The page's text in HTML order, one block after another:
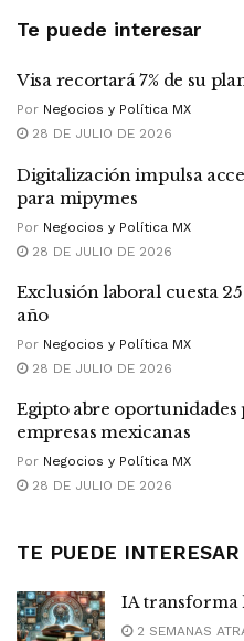
Te puede interesar
Visa recortará 7% de su
Por Negocios y Política MX
28 DE JULIO DE 2026
Digitalización impulsa
para mipymes
Por Negocios y Política MX
28 DE JULIO DE 2026
Exclusión laboral cuesta
año
Por Negocios y Política MX
28 DE JULIO DE 2026
Egipto abre oportunidades
empresas mexicanas
Por Negocios y Política MX
28 DE JULIO DE 2026
TE PUEDE INTERESAR
IA transforma
2 SEMANAS